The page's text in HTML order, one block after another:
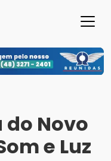
Novo
e Luz